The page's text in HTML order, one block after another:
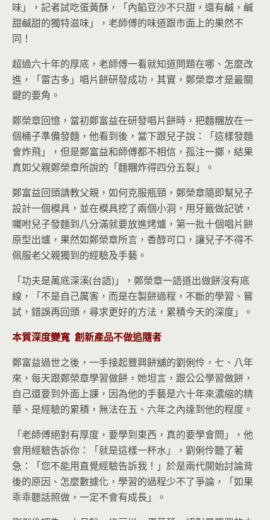
味」，記者試吃蛋黃酥，「內餡豆沙不只甜，還有鹹，鹹
甜鹹甜的獨特滋味」，老師傅的味道跟市面上的果然不
同！
超過六十年的厚底，老師傅一看就知道問題在哪、怎麼改
進，「雷古多」唱片餅研發成功，其實，鄭榮章才是最關
鍵的要角。
鄭榮章回憶，當初鄭富益在研發唱片餅時，把麵糰放在一
個桶子準備發麵，他看到後，當下跟兒子說：「這樣發麵
會炸飛」，但是鄭富益和師傅都不相信，孤注一擲，結果
真如父親鄭榮章所說的「麵糰炸得四分五裂」。
鄭富益回頭請教父親，如何克服瓶頸，鄭榮章隨即幫兒子
設計一個模具，並在模具挖了兩個小洞，用牙籤做記號，
囑咐兒子發麵到八分滿就要放進烤爐，第一批十個唱片餅
原型出爐，果然如鄭榮章所言，香醇可口，讓兒子不得不
佩服老父親獨到的經驗及手藝。
「功夫是萬底深溪(台語)」，鄭榮章一語道出做餅沒有底
線，「不是自己厲害，而是在製餅過程，不斷的學習、嘗
試，錯誤再回頭，尋求更好的方法，累積今天的深度」。
本質深度變寬 創新產品不做追隨者
鄭富益過世之後，一手接起豐興餅舖的劉俐伶，七、八年
來，每天跟鄭榮章學習做餅，她坦言，跟公公學習做餅，
自己還要到外面上課，因為他的手藝是六十年來濃縮的精
華、是經驗的累積，無法在五、六年之內達到他的程度。
「老師傅絕對有厚度，要學到東西，真的要學會問」，他
會用經驗告訴你：「就是這樣一杯水」，劉俐伶聽了著
急：「您不能用直覺經驗告訴我！」於是兩代開始討論背
後的原因、怎麼數據化，學習的過程少不了爭論，「如果
乖乖聽話照做，一定不會有成長」。